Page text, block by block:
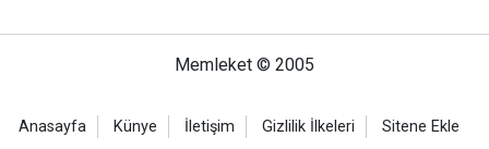
Memleket © 2005
Anasayfa Künye İletişim Gizlilik İlkeleri Sitene Ekle